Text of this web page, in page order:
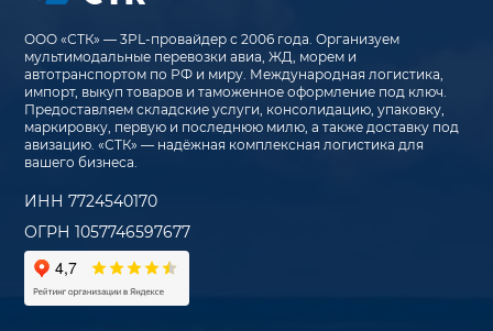
ООО «СТК» — 3PL-провайдер с 2006 года. Организуем
мультимодальные перевозки авиа, ЖД, морем и
автотранспортом по РФ и миру. Международная логистика,
импорт, выкуп товаров и таможенное оформление под ключ.
Предоставляем складские услуги, консолидацию, упаковку,
маркировку, первую и последнюю милю, а также доставку под
авизацию. «СТК» — надёжная комплексная логистика для
вашего бизнеса.
ИНН 7724540170
ОГРН 1057746597677